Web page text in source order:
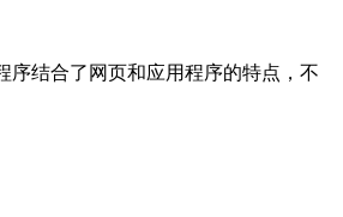
序结合了网页和应用程序的特点，不